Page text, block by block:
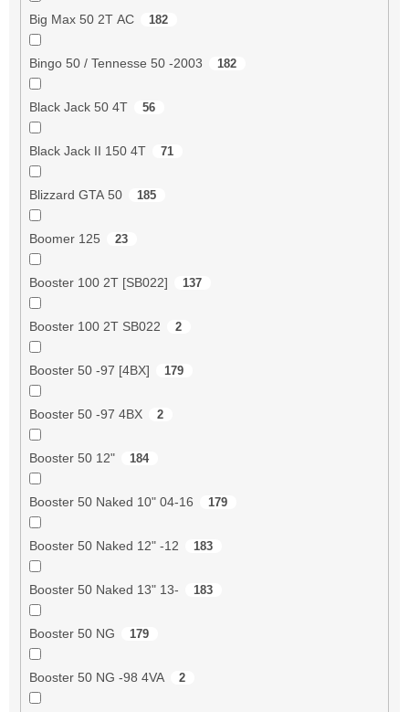
Big Max 50 2T AC 182
Bingo 50 / Tennesse 50 -2003 182
Black Jack 50 4T 56
Black Jack II 150 4T 71
Blizzard GTA 50 185
Boomer 125 23
Booster 100 2T [SB022] 137
Booster 100 2T SB022 2
Booster 50 -97 [4BX] 179
Booster 50 -97 4BX 2
Booster 50 12" 184
Booster 50 Naked 10" 04-16 179
Booster 50 Naked 12" -12 183
Booster 50 Naked 13" 13- 183
Booster 50 NG 179
Booster 50 NG -98 4VA 2